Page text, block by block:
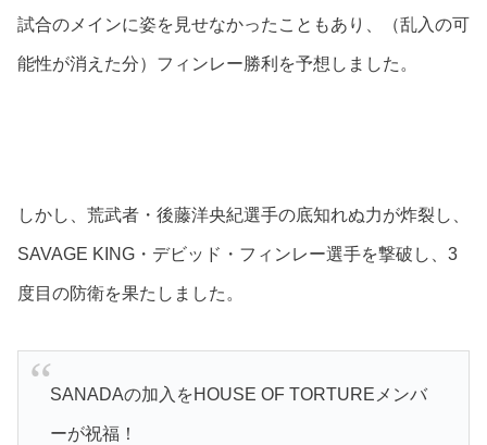
試合のメインに姿を見せなかったこともあり、（乱入の可
能性が消えた分）フィンレー勝利を予想しました。
しかし、荒武者・後藤洋央紀選手の底知れぬ力が炸裂し、
SAVAGE KING・デビッド・フィンレー選手を撃破し、3
度目の防衛を果たしました。
SANADAの加入をHOUSE OF TORTUREメンバ
ーが祝福！